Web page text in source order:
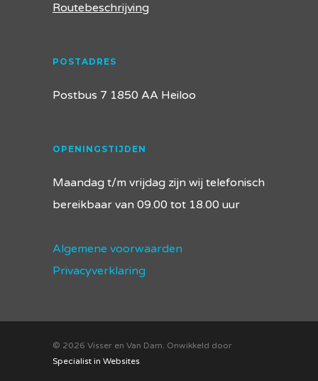
Routebeschrijving
POSTADRES
Postbus 7 1850 AA Heiloo
OPENINGSTIJDEN
Maandag t/m vrijdag zijn wij telefonisch
bereikbaar van 09.00 tot 18.00 uur
Algemene voorwaarden
Privacyverklaring
© 2026 Visser en Van Dam. Onwikkeld door
Specialist in Websites